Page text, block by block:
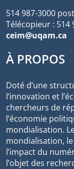
514 987-3000
Télécopieur : 514
ceim@uqam.ca
À PROPOS
Doté d’une
l’innovation et
chercheurs de
l’économie
mondialisation.
mondialisation,
l’impact du
l’objet des